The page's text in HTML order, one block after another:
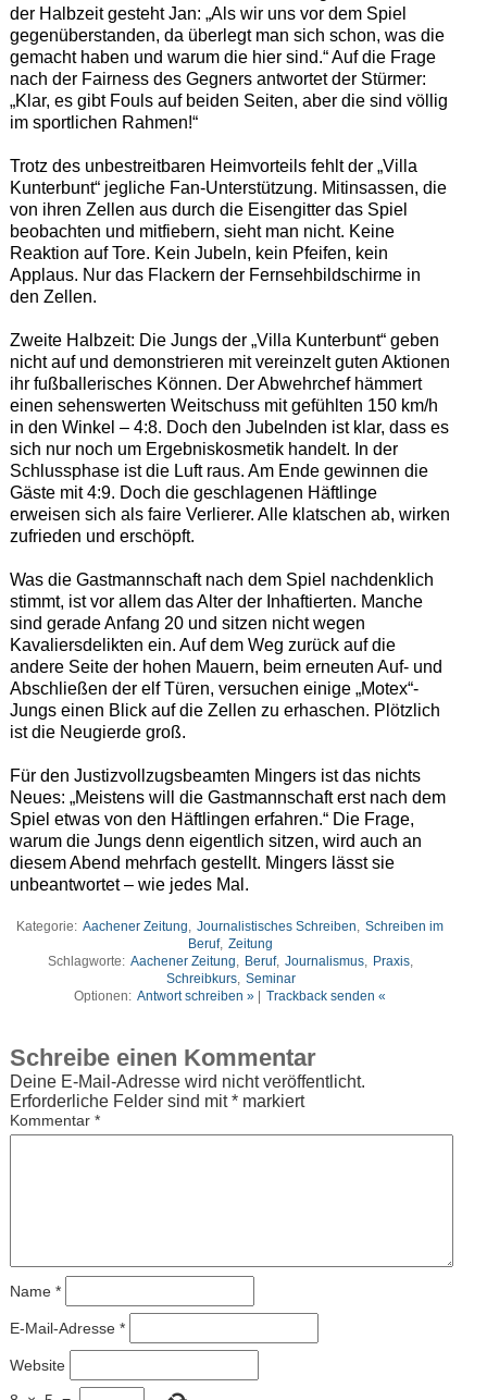
der Halbzeit gesteht Jan: „Als wir uns vor dem Spiel
gegenüberstanden, da überlegt man sich schon, was die
gemacht haben und warum die hier sind.“ Auf die Frage
nach der Fairness des Gegners antwortet der Stürmer:
„Klar, es gibt Fouls auf beiden Seiten, aber die sind völlig
im sportlichen Rahmen!“
Trotz des unbestreitbaren Heimvorteils fehlt der „Villa
Kunterbunt“ jegliche Fan-Unterstützung. Mitinsassen, die
von ihren Zellen aus durch die Eisengitter das Spiel
beobachten und mitfiebern, sieht man nicht. Keine
Reaktion auf Tore. Kein Jubeln, kein Pfeifen, kein
Applaus. Nur das Flackern der Fernsehbildschirme in
den Zellen.
Zweite Halbzeit: Die Jungs der „Villa Kunterbunt“ geben
nicht auf und demonstrieren mit vereinzelt guten Aktionen
ihr fußballerisches Können. Der Abwehrchef hämmert
einen sehenswerten Weitschuss mit gefühlten 150 km/h
in den Winkel – 4:8. Doch den Jubelnden ist klar, dass es
sich nur noch um Ergebniskosmetik handelt. In der
Schlussphase ist die Luft raus. Am Ende gewinnen die
Gäste mit 4:9. Doch die geschlagenen Häftlinge
erweisen sich als faire Verlierer. Alle klatschen ab, wirken
zufrieden und erschöpft.
Was die Gastmannschaft nach dem Spiel nachdenklich
stimmt, ist vor allem das Alter der Inhaftierten. Manche
sind gerade Anfang 20 und sitzen nicht wegen
Kavaliersdelikten ein. Auf dem Weg zurück auf die
andere Seite der hohen Mauern, beim erneuten Auf- und
Abschließen der elf Türen, versuchen einige „Motex“-
Jungs einen Blick auf die Zellen zu erhaschen. Plötzlich
ist die Neugierde groß.
Für den Justizvollzugsbeamten Mingers ist das nichts
Neues: „Meistens will die Gastmannschaft erst nach dem
Spiel etwas von den Häftlingen erfahren.“ Die Frage,
warum die Jungs denn eigentlich sitzen, wird auch an
diesem Abend mehrfach gestellt. Mingers lässt sie
unbeantwortet – wie jedes Mal.
Kategorie: Aachener Zeitung Journalistisches Schreiben
Schreiben im
Beruf, Zeitung
Schlagworte: Aachener Zeitung Beruf, Journalismus, Praxis,
Schreibkurs
Seminar
Optionen: Antwort schreiben » | Trackback senden «
Schreibe einen Kommentar
Deine E-Mail-Adresse wird nicht veröffentlicht.
Erforderliche Felder sind mit*markiert
Kommentar *
Name *
E-Mail-Adresse *
Website